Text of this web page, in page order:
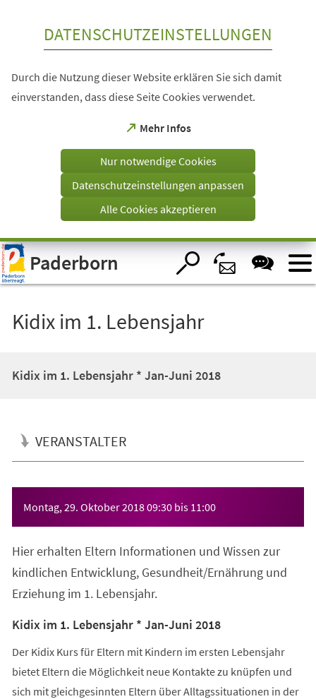
Visuelle
Assistenzsoftware
öffnen.
DATENSCHUTZEINSTELLUNGEN
Durch die Nutzung dieser Website erklären Sie sich damit
einverstanden, dass diese Seite Cookies verwendet.
Mehr Infos
(Öffnet
einem
Tab)
Nur notwendige Cookies
Datenschutzeinstellungen anpassen
Alle Cookies akzeptieren
Paderborn
Kidix im 1. Lebensjahr
Kidix im 1. Lebensjahr * Jan-Juni 2018
VERANSTALTER
Montag, 29. Oktober 201809:30 bis 11:00
Hier erhalten Eltern Informationen und Wissen zur
kindlichen Entwicklung, Gesundheit/Ernährung und
Erziehung im 1. Lebensjahr.
Kidix im 1. Lebensjahr * Jan-Juni 2018
Der Kidix Kurs für Eltern mit Kindern im ersten Lebensjahr
bietet Eltern die Möglichkeit neue Kontakte zu knüpfen und
sich mit gleichgesinnten Eltern über Alltagssituationen in der